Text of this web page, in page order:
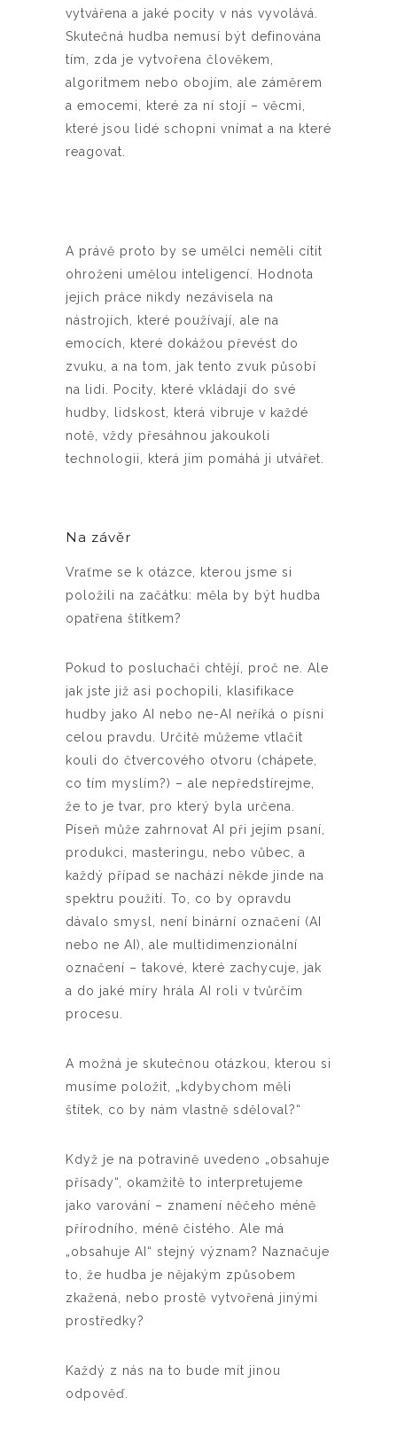
vytvářena a jaké pocity v nás vyvolává.
Skutečná hudba nemusí být definována
tím, zda je vytvořena člověkem,
algoritmem nebo obojím, ale záměrem
a emocemi, které za ní stojí – věcmi,
které jsou lidé schopni vnímat a na které
reagovat.
A právě proto by se umělci neměli cítit
ohroženi umělou inteligencí. Hodnota
jejich práce nikdy nezávisela na
nástrojích, které používají, ale na
emocích, které dokážou převést do
zvuku, a na tom, jak tento zvuk působí
na lidi. Pocity, které vkládají do své
hudby, lidskost, která vibruje v každé
notě, vždy přesáhnou jakoukoli
technologii, která jim pomáhá ji utvářet.
Na závěr
Vraťme se k otázce, kterou jsme si
položili na začátku: měla by být hudba
opatřena štítkem?
Pokud to posluchači chtějí, proč ne. Ale
jak jste již asi pochopili, klasifikace
hudby jako AI nebo ne-AI neříká o písni
celou pravdu. Určitě můžeme vtlačit
kouli do čtvercového otvoru (chápete,
co tím myslím?) – ale nepředstírejme,
že to je tvar, pro který byla určena.
Píseň může zahrnovat AI při jejím psaní,
produkci, masteringu, nebo vůbec, a
každý případ se nachází někde jinde na
spektru použití. To, co by opravdu
dávalo smysl, není binární označení (AI
nebo ne AI), ale multidimenzionální
označení – takové, které zachycuje, jak
a do jaké míry hrála AI roli v tvůrčím
procesu.
A možná je skutečnou otázkou, kterou si
musíme položit, „kdybychom měli
štítek, co by nám vlastně sděloval?“
Když je na potravině uvedeno „obsahuje
přísady“, okamžitě to interpretujeme
jako varování – znamení něčeho méně
přírodního, méně čistého. Ale má
„obsahuje AI“ stejný význam? Naznačuje
to, že hudba je nějakým způsobem
zkažená, nebo prostě vytvořená jinými
prostředky?
Každý z nás na to bude mít jinou
odpověď.